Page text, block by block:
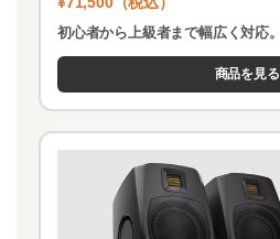
初心者から上級者まで幅広く対応。
商品を見る